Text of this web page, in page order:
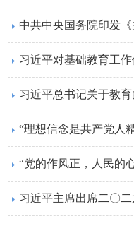
中共中央国务院印发
习近平对基础教育工
习近平总书记关于教
“理想信念是共产党人
“党的作风正，人民的
习近平主席出席二〇